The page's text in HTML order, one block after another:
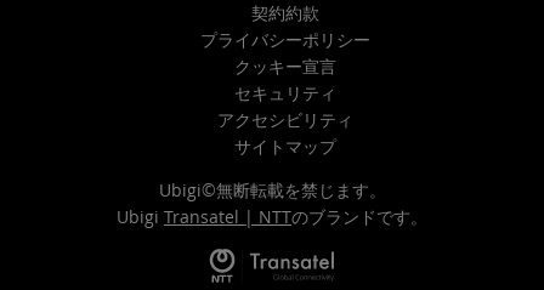
契約約款
プライバシーポリシー
クッキー宣言
セキュリティ
アクセシビリティ
サイトマップ
Ubigi©無断転載を禁じます。
Ubigi Transatel | NTTのブランドです。